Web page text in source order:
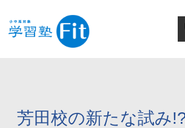
芳田校の新たな試み